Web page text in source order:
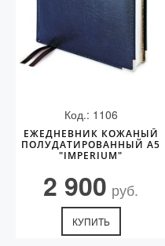
Код.: 1106
ЕЖЕДНЕВНИК КОЖАНЫЙ
ПОЛУДАТИРОВАННЫЙ А5
"IMPERIUM"
2 900 руб.
КУПИТЬ